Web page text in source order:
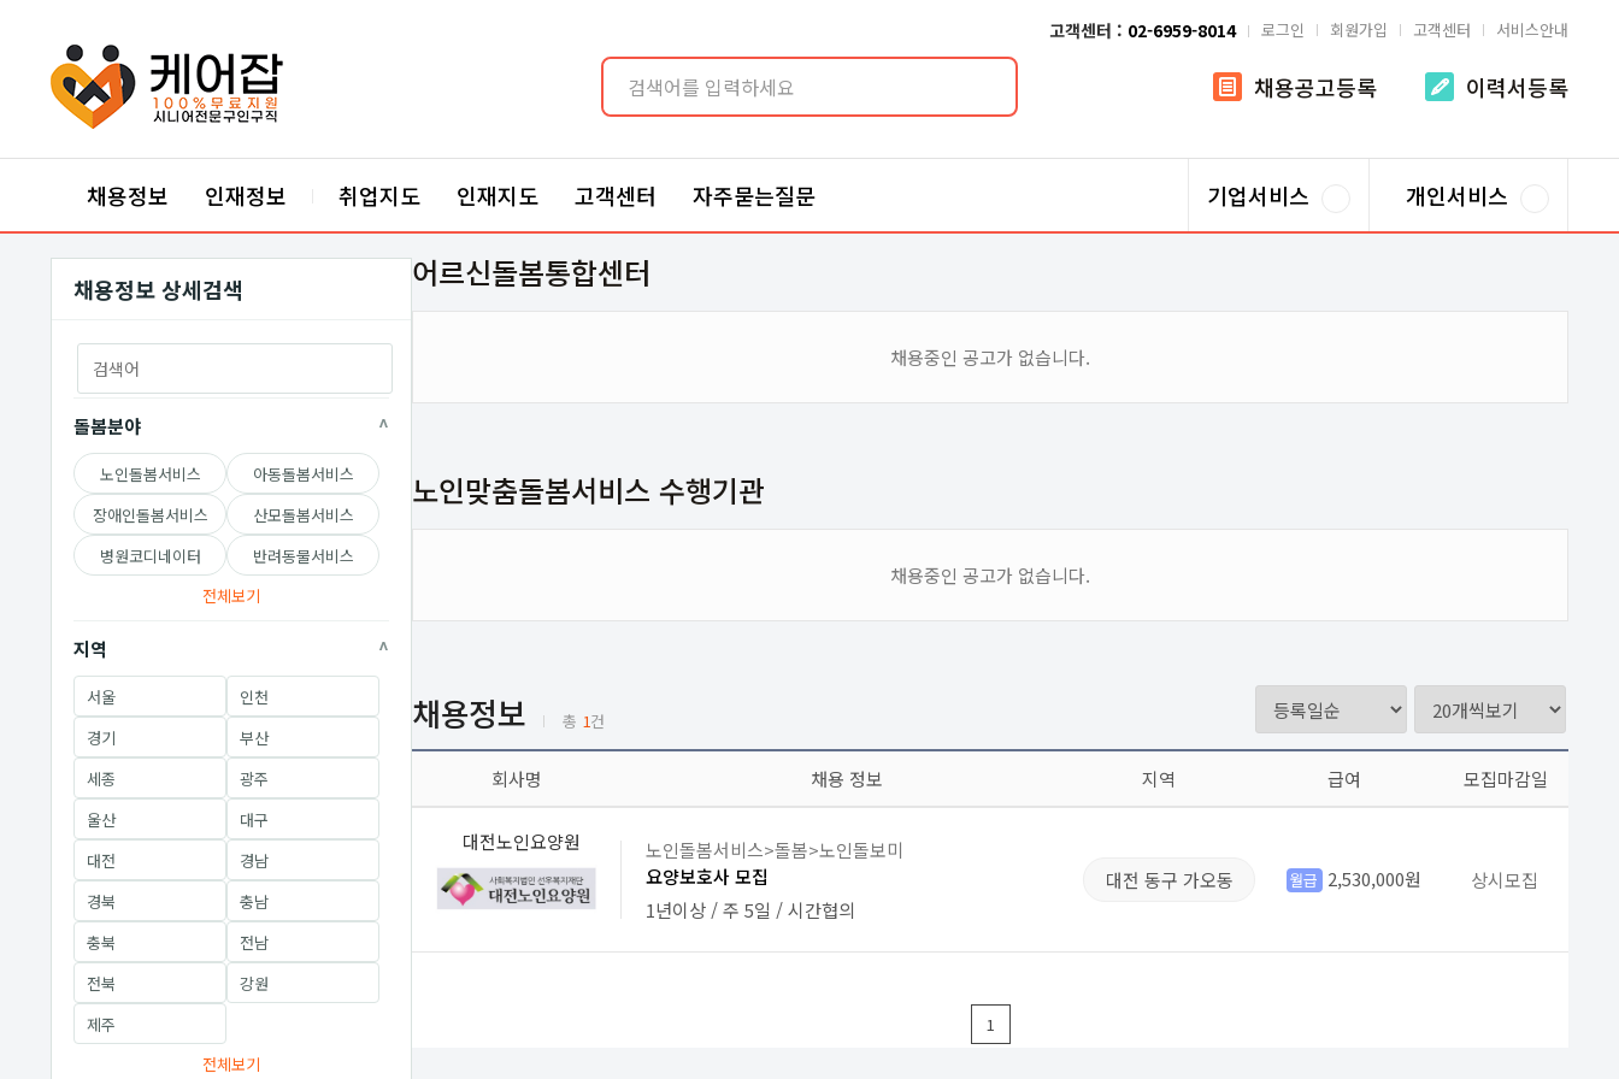
고객센터 : 02-6959-8014 로그인 회원가입 고객센터 서비스안내
케어잡 공식 취업지원센터
채용공고등록 이력서등록
채용정보 인재정보 취업지도 인재지도 고객센터 자주묻는질문 기업서비스 개인서비스
채용정보 상세검색
돌봄분야
노인돌봄서비스
아동돌봄서비스
장애인돌봄서비스
산모돌봄서비스
병원코디네이터
반려동물서비스
전체보기
지역
서울
인천
경기
부산
세종
광주
울산
대구
대전
경남
경북
충남
충북
전남
전북
강원
제주
전체보기
어르신돌봄통합센터
채용중인 공고가 없습니다.
노인맞춤돌봄서비스 수행기관
채용중인 공고가 없습니다.
채용정보 총 1건
회사명 채용 정보 지역 급여 모집마감일
대전노인요양원
노인돌봄서비스>돌봄>노인돌보미
요양보호사 모집
1년이상 / 주 5일 / 시간협의
대전 동구 가오동 월급 2,530,000원 상시모집
1